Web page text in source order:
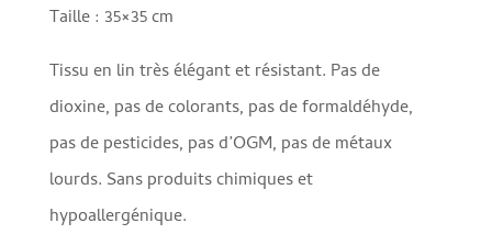
Taille : 35×35 cm
Tissu en lin très élégant et résistant. Pas de
dioxine, pas de colorants, pas de formaldéhyde,
pas de pesticides, pas d’OGM, pas de métaux
lourds. Sans produits chimiques et
hypoallergénique.